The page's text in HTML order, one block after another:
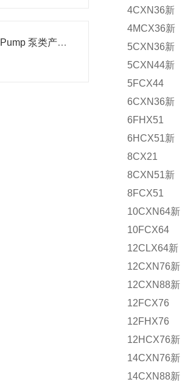
瑞典 Johnson Pump 泵类产品特点及使用场景解析
4CXN36新
4MCX36新
5CXN36新
5CXN44新
5FCX44
6CXN36新
6FHX51
6HCX51新
8CX21
8CXN51新
8FCX51
10CXN64新
10FCX64
12CLX64新
12CXN76新
12CXN88新
12FCX76
12FHX76
12HCX76新
14CXN76新
14CXN88新